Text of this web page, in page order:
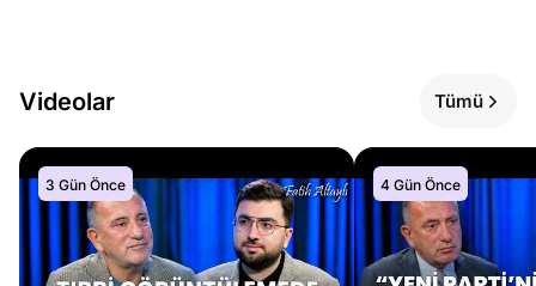
Videolar Tümü
3 Gün Önce 4 Gün Önce